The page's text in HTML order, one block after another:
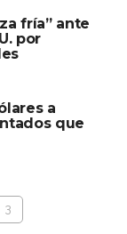
fría” ante
por
a
que
3